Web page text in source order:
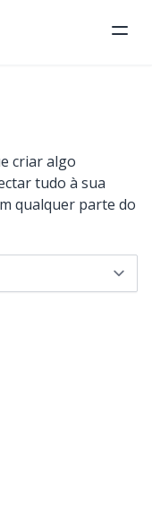
criar algo
tudo à sua
qualquer parte do